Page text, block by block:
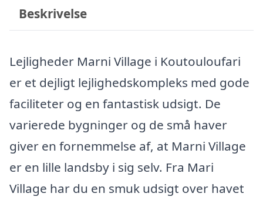
Beskrivelse
Lejligheder Marni Village i Koutouloufari
er et dejligt lejlighedskompleks med gode
faciliteter og en fantastisk udsigt. De
varierede bygninger og de små haver
giver en fornemmelse af, at Marni Village
er en lille landsby i sig selv. Fra Mari
Village har du en smuk udsigt over havet